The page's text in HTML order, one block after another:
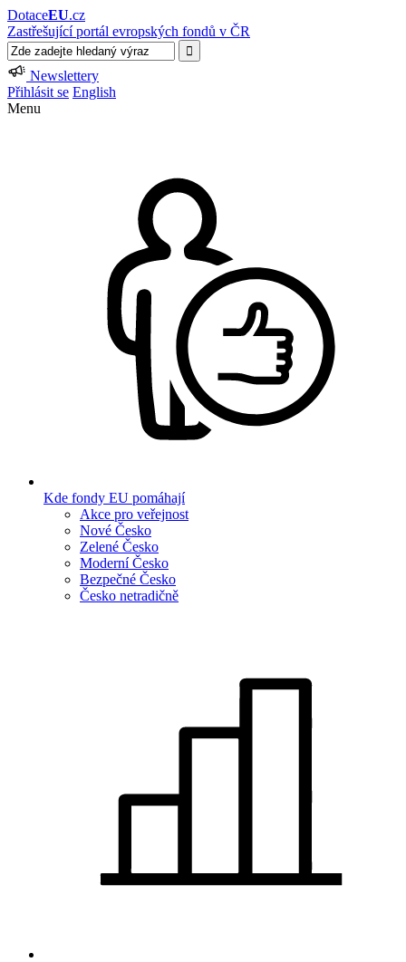
DotaceEU.cz
Zastřešující portál evropských fondů v ČR
Newslettery
Přihlásit se English
Menu
Kde fondy EU pomáhají
Akce pro veřejnost
Nové Česko
Zelené Česko
Moderní Česko
Bezpečné Česko
Česko netradičně